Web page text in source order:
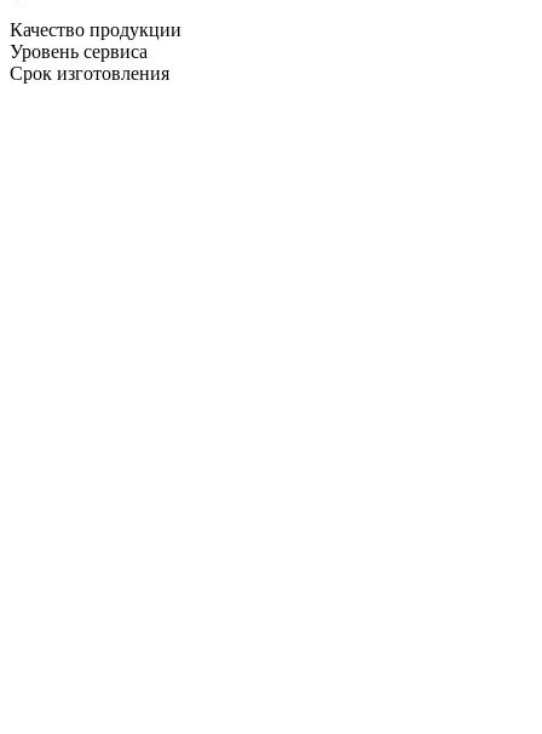
Качество продукции
Уровень сервиса
Срок изготовления